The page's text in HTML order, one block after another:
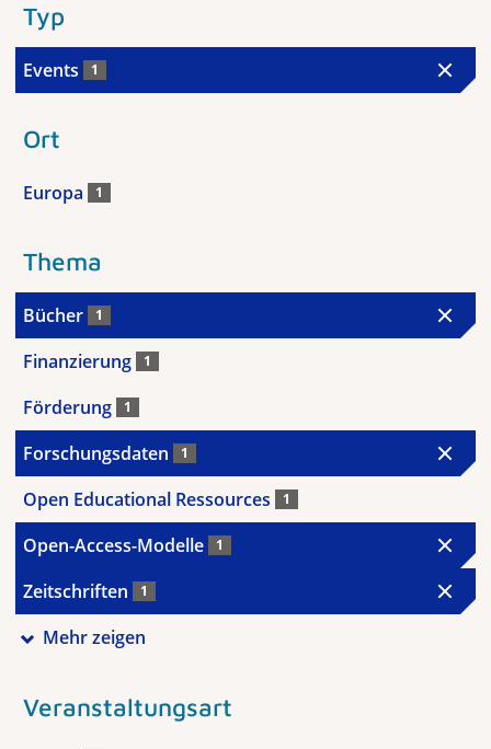
Typ
Events 1
Ort
Europa 1
Thema
Bücher 1
Finanzierung 1
Förderung 1
Forschungsdaten 1
Open Educational Ressources 1
Open-Access-Modelle 1
Zeitschriften 1
Mehr zeigen
Veranstaltungsart